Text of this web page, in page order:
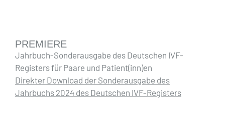
PREMIERE
Jahrbuch-Sonderausgabe des Deutschen IVF-
Registers für Paare und Patient(inn)en
Direkter Download der Sonderausgabe des
Jahrbuchs 2024 des Deutschen IVF-Registers